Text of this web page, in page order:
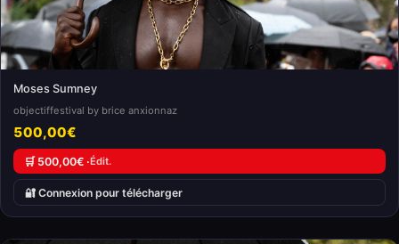
Moses Sumney
objectiffestival by brice anxionnaz
500,00€
🛒 500,00€ ·Édit.
🔐 Connexion pour télécharger